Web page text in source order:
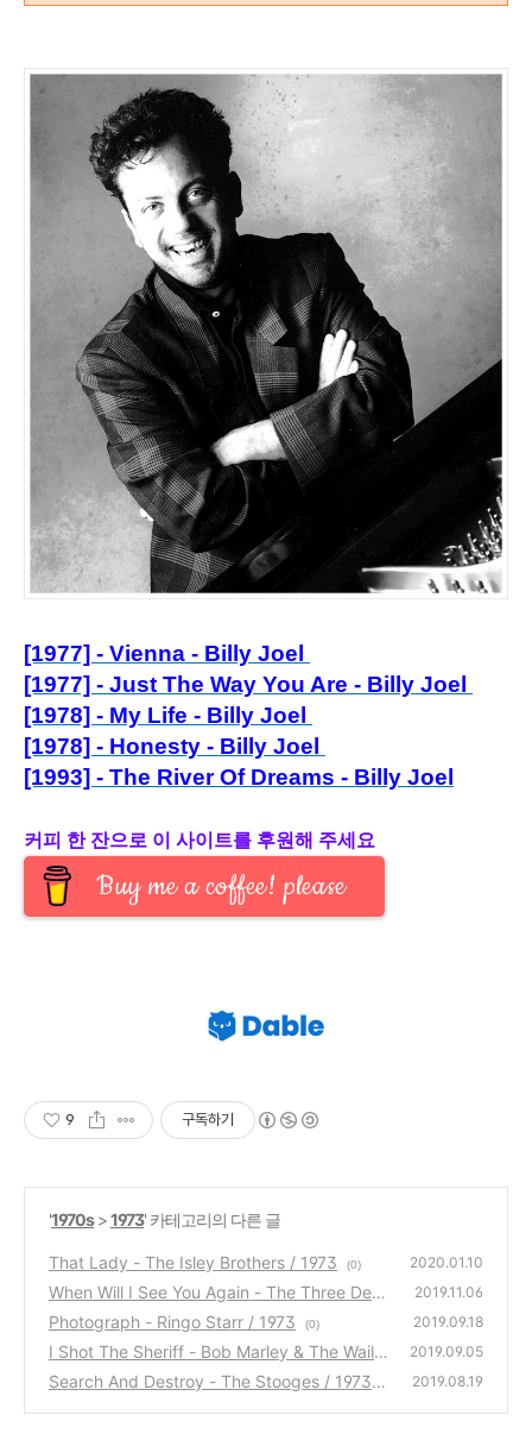
[1977] - Vienna - Billy Joel
[1977] - Just The Way You Are - Billy Joel
[1978] - My Life - Billy Joel
[1978] - Honesty - Billy Joel
[1993] - The River Of Dreams - Billy Joel
커피 한 잔으로 이 사이트를 후원해 주세요
Buy me a coffee! please
9 구독하기
'1970s>1973' 카테고리의 다른 글
That Lady - The Isley Brothers / 1973 (0) 2020.01.10
When Will I See You Again - The Three Degr
ees / 1973
(0)
2019.11.06
Photograph - Ringo Starr / 1973 (0) 2019.09.18
I Shot The Sheriff - Bob Marley & The Waile
rs / 1973
(1)
2019.09.05
Search And Destroy - The Stooges / 1973 2019.08.19